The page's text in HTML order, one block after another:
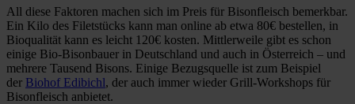
All diese Faktoren machen sich im Preis für Bisonfleisch bemerkbar.
Ein Kilo des Filetstücks kann man online ab etwa 80€ bestellen, in
Bioqualität kann es leicht 120€ kosten. Mittlerweile gibt es schon
einige Bio-Bisonbauer in Deutschland und auch in Österreich – und
mehrere Tausend Bisons. Einige Bezugsquelle ist zum Beispiel
der Biohof Edibichl, der auch immer wieder Grill-Workshops für
Bisonfleisch anbietet.